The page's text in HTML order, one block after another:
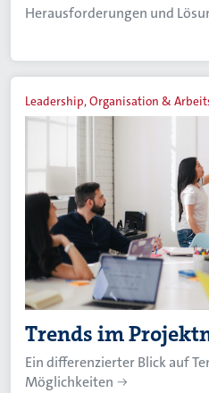
Herausforderungen und
Leadership, Organisation &
Trends im
Ein differenzierter Blick auf
Möglichkeiten